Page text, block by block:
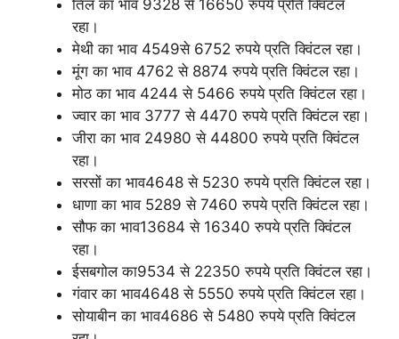
तिल का भाव 9328 से 16650 रुपये प्रति क्विंटल
रहा।
मेथी का भाव 4549से 6752 रुपये प्रति क्विंटल रहा।
मूंग का भाव 4762 से 8874 रुपये प्रति क्विंटल रहा।
मोठ का भाव 4244 से 5466 रुपये प्रति क्विंटल रहा।
ज्वार का भाव 3777 से 4470 रुपये प्रति क्विंटल रहा।
जीरा का भाव 24980 से 44800 रुपये प्रति क्विंटल
रहा।
सरसों का भाव4648 से 5230 रुपये प्रति क्विंटल रहा।
धाणा का भाव 5289 से 7460 रुपये प्रति क्विंटल रहा।
सौफ का भाव13684 से 16340 रुपये प्रति क्विंटल
रहा।
ईसबगोल का9534 से 22350 रुपये प्रति क्विंटल रहा।
गंवार का भाव4648 से 5550 रुपये प्रति क्विंटल रहा।
सोयाबीन का भाव4686 से 5480 रुपये प्रति क्विंटल